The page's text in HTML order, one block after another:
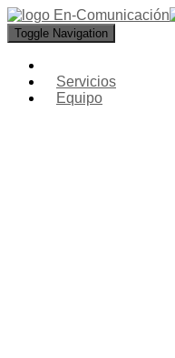
Toggle Navigation
Servicios
Equipo